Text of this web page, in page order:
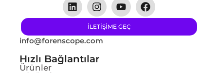
ILETIŞIME GEÇ
info@forenscope.com
Hızlı Bağlantılar
Ürünler